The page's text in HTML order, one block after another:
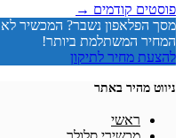
פוסטים קודמים →
מסך הפלאפון נשבר? המכשיר
המחיר המשתלמת ביותר!
להצעת מחיר לתיקון
ניווט מהיר באתר
ראשי